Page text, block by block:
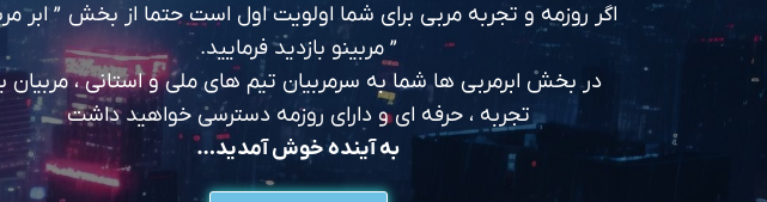
اگر روزمه و تجربه مربی برای شما اولویت اول است حتما از بخش ” ابر
” مربینو بازدید فرمایید.
در بخش ابرمربی ها شما به سرمربیان تیم های ملی و استانی ، مربیان
تجربه ، حرفه ای و دارای روزمه دسترسی خواهید داشت
به آینده خوش آمدید…